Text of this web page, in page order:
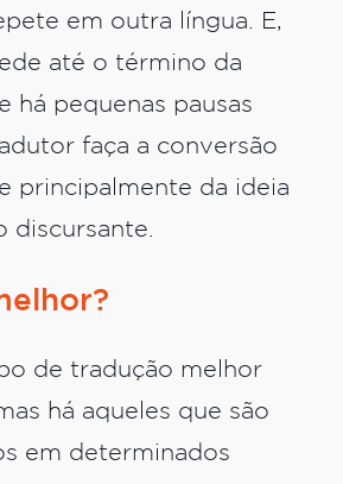
em outra língua. E,
até o término da
há pequenas pausas
faça a conversão
principalmente da ideia
discursante.
de tradução melhor
há aqueles que são
em determinados